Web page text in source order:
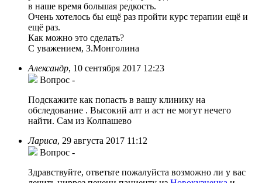
в наше время большая редкость.
Очень хотелось бы ещё раз пройти курс терапии ещё и
ещё раз.
Как можно это сделать?
С уважением, З.Монголина
Александр, 10 сентября 2017 12:23
Вопрос -
Подскажите как попасть в вашу клинику на
обследование . Высокий алт и аст не могут нечего
найти. Сам из Колпашево
Лариса, 29 августа 2017 11:12
Вопрос -
Здравствуйте, ответьте пожалуйста возможно ли у вас